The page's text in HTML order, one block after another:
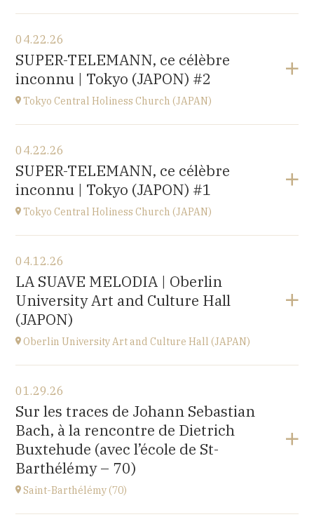
Yamanashi (JAPAN)
Kofu-City
at19H30
Go to site
04.22.26
SUPER-TELEMANN, ce célèbre
inconnu | Tokyo (JAPON) #2
Tokyo Central Holiness Church (JAPAN)
Tokyo (JAPAN)
at19H
04.22.26
SUPER-TELEMANN, ce célèbre
inconnu | Tokyo (JAPON) #1
Tokyo Central Holiness Church (JAPAN)
Tokyo (JAPAN)
at14H
04.12.26
LA SUAVE MELODIA | Oberlin
University Art and Culture Hall
(JAPON)
Oberlin University Art and Culture Hall (JAPAN)
〒194-0032 東京都町田市本町田2600-4
2600-4, Honmachida, Machida City, Tokyo (JAPAN)
at14H
Go to site
01.29.26
Sur les traces de Johann Sebastian
Bach, à la rencontre de Dietrich
Buxtehude (avec l’école de St-
Barthélémy – 70)
Saint-Barthélémy (70)